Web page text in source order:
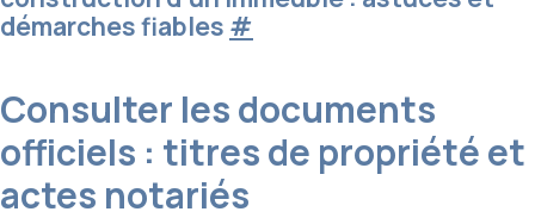
démarches fiables #
Consulter les documents
officiels : titres de propriété et
actes notariés